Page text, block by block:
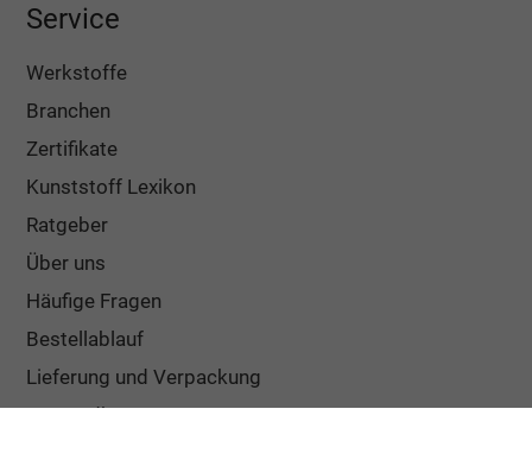
Service
Werkstoffe
Branchen
Zertifikate
Kunststoff Lexikon
Ratgeber
Über uns
Häufige Fragen
Bestellablauf
Lieferung und Verpackung
Versandkosten